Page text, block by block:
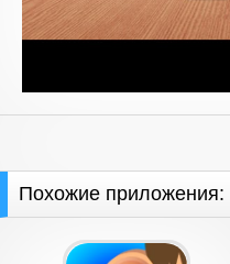
Похожие приложения: